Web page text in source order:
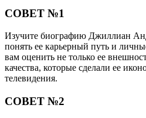
СОВЕТ №1
Изучите биографию Джиллиан
понять ее карьерный путь и
вам оценить не только ее
качества, которые сделали ее
телевидения.
СОВЕТ №2